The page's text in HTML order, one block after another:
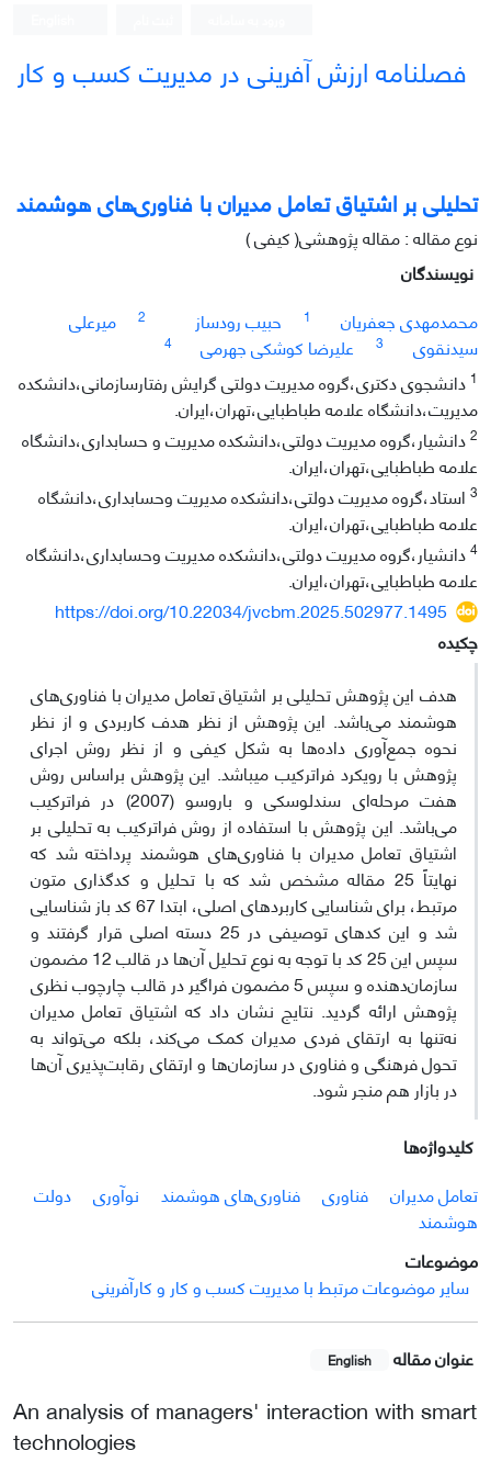
فصلنامه ارزش آفرینی در مدیریت کسب و کار
تحلیلی بر اشتیاق تعامل مدیران با فناوری‌های هوشمند
نوع مقاله : مقاله پژوهشی( کیفی )
نویسندگان
محمدمهدی جعفریان
1 حبیب رودساز 2
میرعلی
سیدنقوی
3 علیرضا کوشکی جهرمی
4
1 دانشجوی دکتری،گروه مدیریت دولتی گرایش رفتارسازمانی،دانشکده
مدیریت،دانشگاه علامه طباطبایی،تهران،ایران.
2دانشیار،گروه مدیریت دولتی،دانشکده مدیریت و حسابداری،دانشگاه
علامه طباطبایی،تهران،ایران.
3 استاد،گروه مدیریت دولتی،دانشکده مدیریت وحسابداری،دانشگاه
علامه طباطبایی،تهران،ایران.
4دانشیار،گروه مدیریت دولتی،دانشکده مدیریت وحسابداری،دانشگاه
علامه طباطبایی،تهران،ایران.
https://doi.org/10.22034/jvcbm.2025.502977.1495
چکیده
هدف این پژوهش تحلیلی بر اشتیاق تعامل مدیران با فناوری‌های
هوشمند می‌باشد. این پژوهش از نظر هدف کاربردی و از نظر
نحوه جمع‌آوری داده‌ها به شکل کیفی و از نظر روش اجرای
پژوهش با رویکرد فراترکیب می‎باشد. این پژوهش براساس روش
هفت مرحله‌ای سندلوسکی و باروسو (2007) در فراترکیب
می‌باشد. این پژوهش با استفاده از روش فراترکیب به تحلیلی بر
اشتیاق تعامل مدیران با فناوری‌های هوشمند پرداخته شد که
نهایتاً 25 مقاله مشخص شد که با تحلیل و کدگذاری متون
مرتبط، برای شناسایی کاربردهای اصلی، ابتدا 67 کد باز شناسایی
شد و این کدهای توصیفی در 25 دسته اصلی قرار گرفتند و
سپس این 25 کد با توجه به نوع تحلیل آن‌ها در قالب 12 مضمون
سازمان‌دهنده و سپس 5 مضمون فراگیر در قالب چارچوب نظری
پژوهش ارائه گردید. نتایج نشان داد که اشتیاق تعامل مدیران
نه‌تنها به ارتقای فردی مدیران کمک می‌کند، بلکه می‌تواند به
تحول فرهنگی و فناوری در سازمان‌ها و ارتقای رقابت‌پذیری آن‌ها
در بازار هم منجر شود.
کلیدواژه‌ها
تعامل مدیران
فناوری‌ فناوری‌های هوشمند نوآوری
دولت
هوشمند
موضوعات
سایر موضوعات مرتبط با مدیریت کسب و کار و کارآفرینی
عنوان مقاله English
An analysis of managers' interaction with smart
technologies